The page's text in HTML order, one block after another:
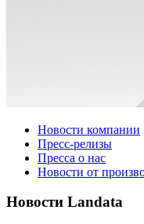
Новости компании
Пресс-релизы
Пресса о нас
Новости от
Новости Landata